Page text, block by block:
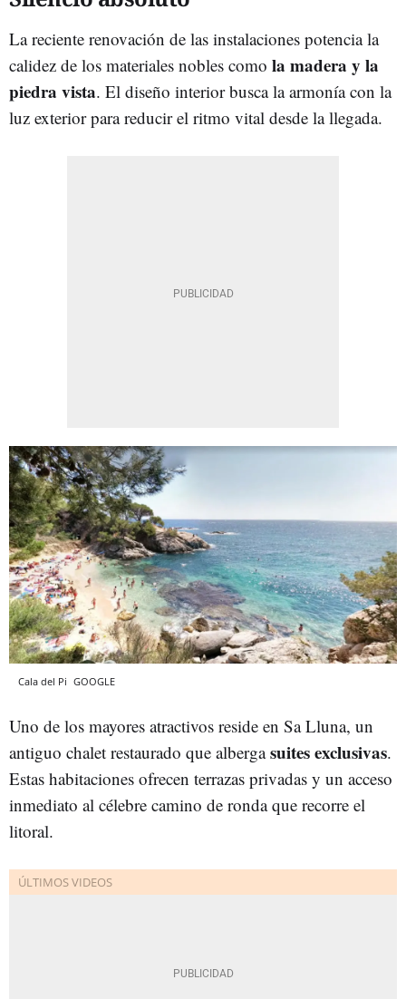
La reciente renovación de las instalaciones potencia la
calidez de los materiales nobles como la madera y la
piedra vista. El diseño interior busca la armonía con la
luz exterior para reducir el ritmo vital desde la llegada.
Cala del Pi GOOGLE
Uno de los mayores atractivos reside en Sa Lluna, un
antiguo chalet restaurado que albergasuites exclusivas.
Estas habitaciones ofrecen terrazas privadas y un acceso
inmediato al célebre camino de ronda que recorre el
litoral.